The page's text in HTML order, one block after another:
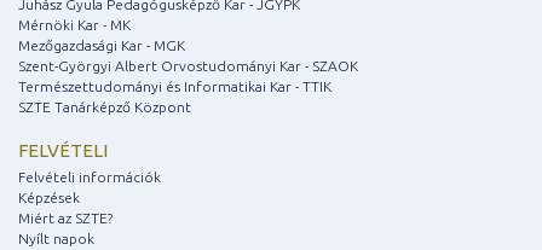
Juhász Gyula Pedagógusképző Kar - JGYPK
Mérnöki Kar - MK
Mezőgazdasági Kar - MGK
Szent-Györgyi Albert Orvostudományi Kar - SZAOK
Természettudományi és Informatikai Kar - TTIK
SZTE Tanárképző Központ
FELVÉTELI
Felvételi információk
Képzések
Miért az SZTE?
Nyílt napok